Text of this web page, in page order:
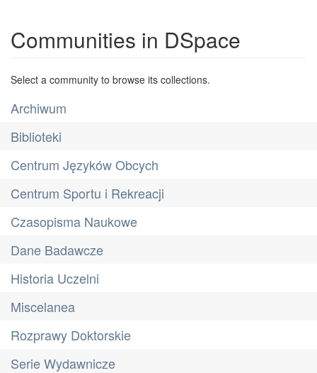
Communities in DSpace
Select a community to browse its collections.
Archiwum
Biblioteki
Centrum Języków Obcych
Centrum Sportu i Rekreacji
Czasopisma Naukowe
Dane Badawcze
Historia Uczelni
Miscelanea
Rozprawy Doktorskie
Serie Wydawnicze